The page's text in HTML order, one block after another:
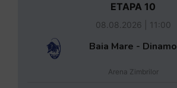
ETAPA 10
08.08.2026 | 11:00
Baia Mare - Dinamo
Arena Zimbrilor